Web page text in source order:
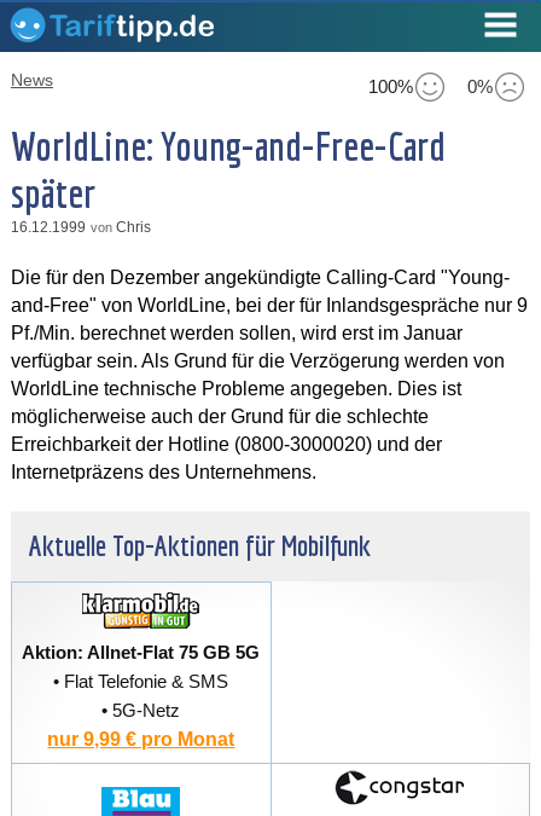
100% 0%
News
WorldLine: Young-and-Free-Card
später
16.12.1999 von Chris
Die für den Dezember angekündigte Calling-Card "Young-
and-Free" von WorldLine, bei der für Inlandsgespräche nur 9
Pf./Min. berechnet werden sollen, wird erst im Januar
verfügbar sein. Als Grund für die Verzögerung werden von
WorldLine technische Probleme angegeben. Dies ist
möglicherweise auch der Grund für die schlechte
Erreichbarkeit der Hotline (0800-3000020) und der
Internetpräzens des Unternehmens.
Aktuelle Top-Aktionen für Mobilfunk
Aktion: Allnet-Flat 75 GB 5G
• Flat Telefonie & SMS
• 5G-Netz
nur 9,99 € pro Monat